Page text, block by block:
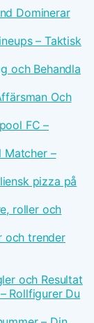
Dominerar
– Taktisk
och Behandla
Och
FC –
Matcher –
pizza på
roller och
och trender
och Resultat
Rollfigurer Du